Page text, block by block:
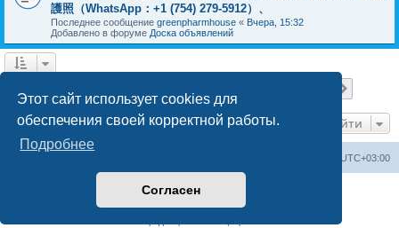
Этот сайт использует cookies для
обеспечения своей корректной работы.
Подробнее
Согласен
護照（WhatsApp：+1 (754) 279-5912）、
Последнее сообщение greenpharmhouse « Вчера, 15:32
Добавлено в форуме Доска объявлений
Перейти
UTC+03:00
Создано на основеphpBB® Forum Software © phpBB Limited
Русская поддержка phpBB